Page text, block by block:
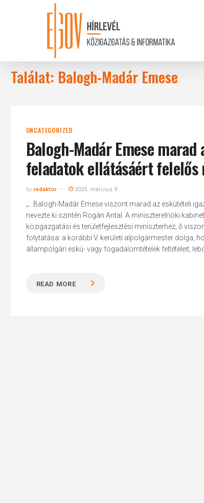
Hit enter to search or ESC to close
Találat: Balogh-Madár Emese
UNCATEGORIZED
Balogh-Madár Emese
feladatok ellátásáért
by redaktor 2025. március 9.
„...Balogh-Madár Emese viszont marad az eskütételi
nevezte ki szintén Rogán Antal. A miniszterelnöki
közigazgatási és területfejlesztési miniszterhez, ő
folytatása: a korábbi V. kerületi alpolgármester dolga,
állampolgári eskü- vagy fogadalomtételek feltételeit,
READ MORE